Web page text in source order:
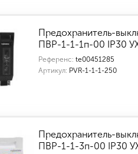
Предохранитель-
ПВР-1-1-1п-00 IP30
Референс: te00451285
Артикул: PVR-1-1-1-250
Предохранитель-
ПВР-1-1-3п-00 IP30